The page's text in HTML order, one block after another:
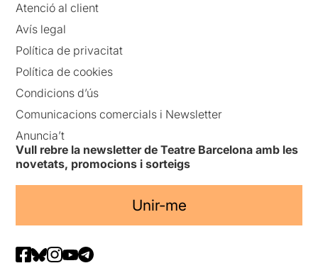
Atenció al client
Avís legal
Política de privacitat
Política de cookies
Condicions d’ús
Comunicacions comercials i Newsletter
Anuncia’t
Vull rebre la newsletter de Teatre Barcelona amb les
novetats, promocions i sorteigs
Unir-me